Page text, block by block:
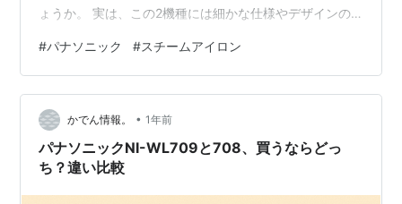
ょうか。 実は、この2機種には細かな仕様やデザインの
この記事では、デザイン、機能、価格の面から両モデル
を徹底比較し、どちらがあなたにぴったりなのかを見つ
けていきましょう。 ▼パナソニックスチームアイロンNI-
WL709 の詳細はこちら パナソニック Panasonic コード
レススチームアイロン カームブラック NI-WL709 K p…
#パナソニック #スチームアイロン
かでん情報。 • 1年前
パナソニックNI-WL709と708、買うならどっ
ち？違い比較